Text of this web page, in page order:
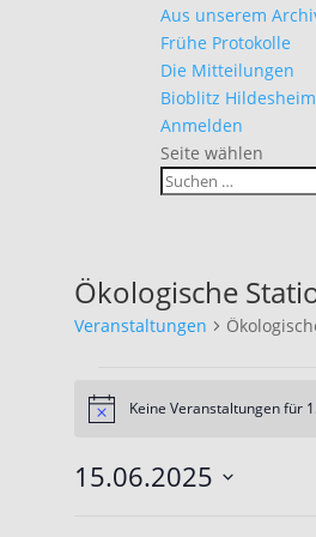
Aus unserem
Frühe Protokolle
Die Mitteilungen
Bioblitz Hildesheim
Anmelden
Seite wählen
Ökologische
Veranstaltungen
für
Juni
HinweisKeine Veranstaltungen für
15.06.2025